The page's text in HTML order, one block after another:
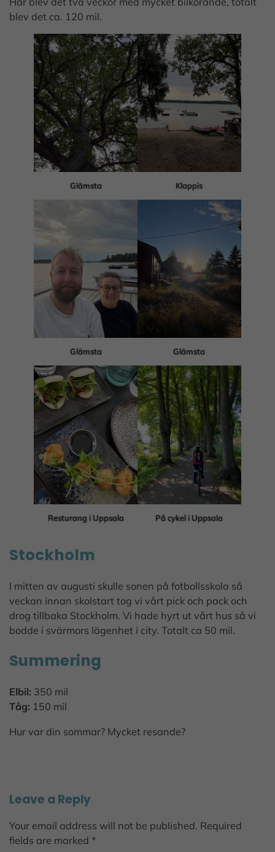
blev det ca. 120 mil.
Glämsta Klappis
Glämsta Glämsta
Resturang i Uppsala På cykel i Uppsala
Stockholm
I mitten av augusti skulle sonen på fotbollsskola så
veckan innan skolstart tog vi vårt pick och pack och
drog tillbaka Stockholm. Vi hade hyrt ut vårt hus så vi
bodde i svärmors lägenhet i city. Totalt ca 50 mil.
Summering
Elbil: 350 mil
Tåg: 150 mil
Hur var din sommar? Mycket resande?
Leave a Reply
Your email address will not be published. Required
fields are marked *